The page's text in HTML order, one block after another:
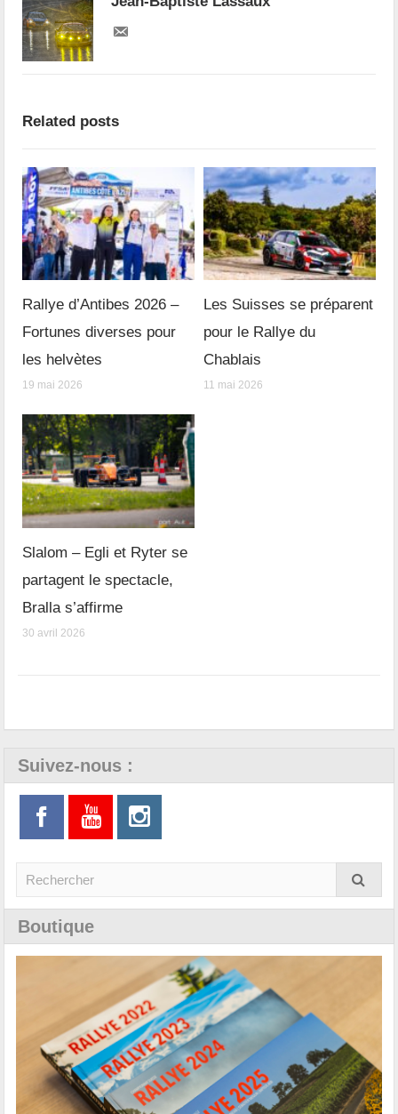
Related posts
Rallye d’Antibes 2026 –
Fortunes diverses pour
les helvètes
19 mai 2026
Les Suisses se préparent
pour le Rallye du
Chablais
11 mai 2026
Slalom – Egli et Ryter se
partagent le spectacle,
Bralla s’affirme
30 avril 2026
Suivez-nous :
Boutique